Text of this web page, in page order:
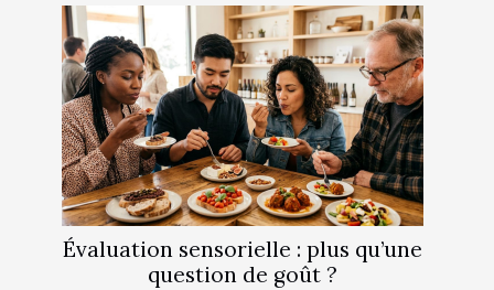
Évaluation sensorielle : plus qu’une
question de goût ?